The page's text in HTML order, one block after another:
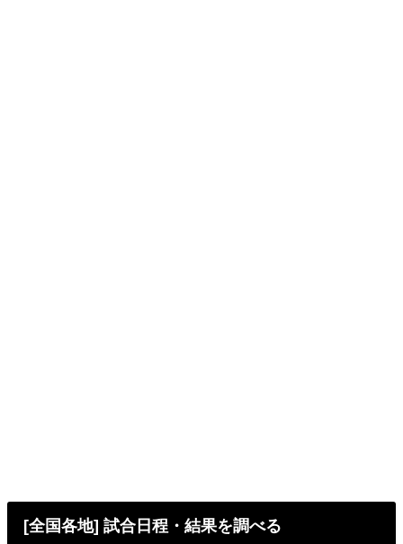
[全国各地] 試合日程・結果を調べる